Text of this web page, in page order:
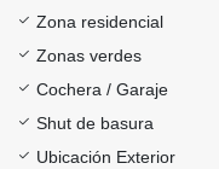
Zona residencial
Zonas verdes
Cochera / Garaje
Shut de basura
Ubicación Exterior